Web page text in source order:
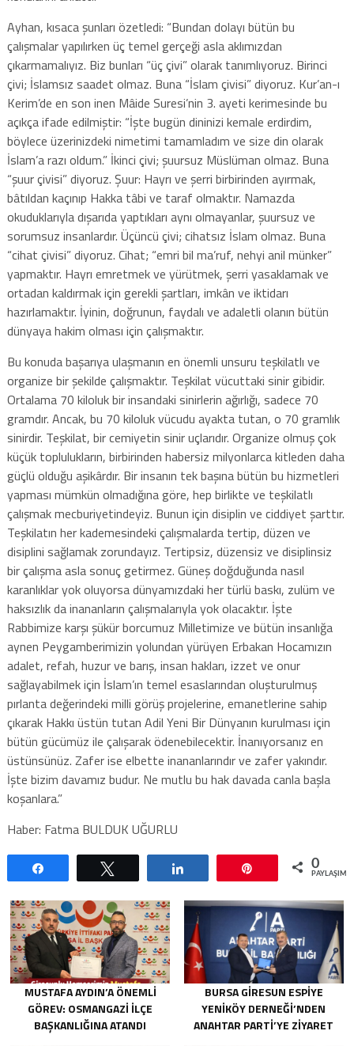
Ayhan, kısaca şunları özetledi: “Bundan dolayı bütün bu
çalışmalar yapılırken üç temel gerçeği asla aklımızdan
çıkarmamalıyız. Biz bunları “üç çivi” olarak tanımlıyoruz. Birinci
çivi; İslamsız saadet olmaz. Buna “İslam çivisi” diyoruz. Kur’an-ı
Kerim’de en son inen Mâide Suresi’nin 3. ayeti kerimesinde bu
açıkça ifade edilmiştir: “İşte bugün dininizi kemale erdirdim,
böylece üzerinizdeki nimetimi tamamladım ve size din olarak
İslam’a razı oldum.” İkinci çivi; şuursuz Müslüman olmaz. Buna
“şuur çivisi” diyoruz. Şuur: Hayrı ve şerri birbirinden ayırmak,
bâtıldan kaçınıp Hakka tâbi ve taraf olmaktır. Namazda
okuduklarıyla dışarıda yaptıkları aynı olmayanlar, şuursuz ve
sorumsuz insanlardır. Üçüncü çivi; cihatsız İslam olmaz. Buna
“cihat çivisi” diyoruz. Cihat; “emri bil ma’ruf, nehyi anil münker”
yapmaktır. Hayrı emretmek ve yürütmek, şerri yasaklamak ve
ortadan kaldırmak için gerekli şartları, imkân ve iktidarı
hazırlamaktır. İyinin, doğrunun, faydalı ve adaletli olanın bütün
dünyaya hakim olması için çalışmaktır.
Bu konuda başarıya ulaşmanın en önemli unsuru teşkilatlı ve
organize bir şekilde çalışmaktır. Teşkilat vücuttaki sinir gibidir.
Ortalama 70 kiloluk bir insandaki sinirlerin ağırlığı, sadece 70
gramdır. Ancak, bu 70 kiloluk vücudu ayakta tutan, o 70 gramlık
sinirdir. Teşkilat, bir cemiyetin sinir uçlarıdır. Organize olmuş çok
küçük toplulukların, birbirinden habersiz milyonlarca kitleden daha
güçlü olduğu aşikârdır. Bir insanın tek başına bütün bu hizmetleri
yapması mümkün olmadığına göre, hep birlikte ve teşkilatlı
çalışmak mecburiyetindeyiz. Bunun için disiplin ve ciddiyet şarttır.
Teşkilatın her kademesindeki çalışmalarda tertip, düzen ve
disiplini sağlamak zorundayız. Tertipsiz, düzensiz ve disiplinsiz
bir çalışma asla sonuç getirmez. Güneş doğduğunda nasıl
karanlıklar yok oluyorsa dünyamızdaki her türlü baskı, zulüm ve
haksızlık da inananların çalışmalarıyla yok olacaktır. İşte
Rabbimize karşı şükür borcumuz Milletimize ve bütün insanlığa
aynen Peygamberimizin yolundan yürüyen Erbakan Hocamızın
adalet, refah, huzur ve barış, insan hakları, izzet ve onur
sağlayabilmek için İslam’ın temel esaslarından oluşturulmuş
pırlanta değerindeki milli görüş projelerine, emanetlerine sahip
çıkarak Hakkı üstün tutan Adil Yeni Bir Dünyanın kurulması için
bütün gücümüz ile çalışarak ödenebilecektir. İnanıyorsanız en
üstünsünüz. Zafer ise elbette inananlarındır ve zafer yakındır.
İşte bizim davamız budur. Ne mutlu bu hak davada canla başla
koşanlara.”
Haber: Fatma BULDUK UĞURLU
0
MUSTAFA AYDIN’A ÖNEMLI
GÖREV: OSMANGAZI İLÇE
BAŞKANLIĞINA ATANDI
BURSA GIRESUN ESPIYE
YENIKÖY DERNEĞI’NDEN
ANAHTAR PARTI’YE ZIYARET